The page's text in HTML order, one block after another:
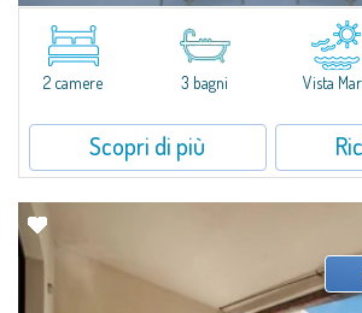
APPARTAMENTO VISTA MARE IN VENDITA A PORTO
cuore della Marina di Porto Cervo, proponiamo un
mare su due livelli, caratterizzato da ambienti
e affacci...
2 camere 3 bagni Vista
Scopri di più